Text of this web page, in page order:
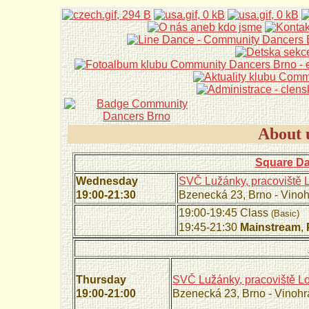
About
Square
Wednesday
19:00-21:30
SVČ Lužánky, pracoviště
Bzenecká 23, Brno -
19:00-19:45 Class(Basic)
19:45-21:30Mainstream,
Thursday
19:00-21:00
SVČ Lužánky, pracoviště
Bzenecká 23, Brno -